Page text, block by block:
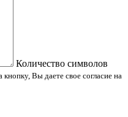
Количество символов
Вы даете свое согласие на